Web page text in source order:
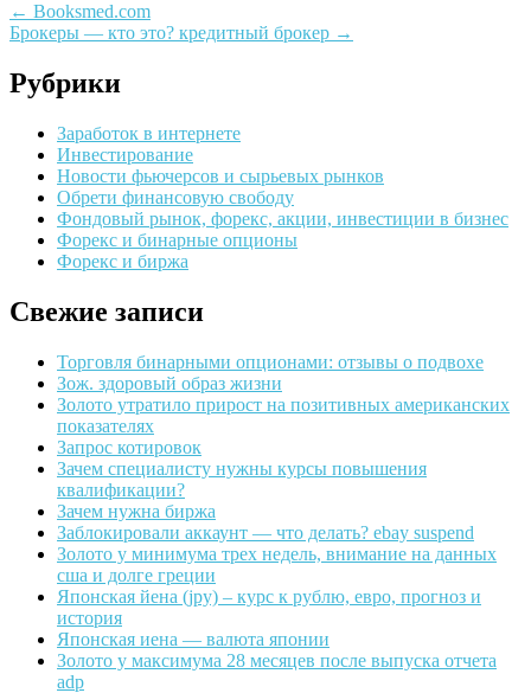
← Booksmed.com
Брокеры — кто это? кредитный брокер →
Рубрики
Заработок в интернете
Инвестирование
Новости фьючерсов и сырьевых рынков
Обрети финансовую свободу
Фондовый рынок, форекс, акции, инвестиции в бизнес
Форекс и бинарные опционы
Форекс и биржа
Свежие записи
Торговля бинарными опционами: отзывы о подвохе
Зож. здоровый образ жизни
Золото утратило прирост на позитивных американских
показателях
Запрос котировок
Зачем специалисту нужны курсы повышения
квалификации?
Зачем нужна биржа
Заблокировали аккаунт — что делать? ebay suspend
Золото у минимума трех недель, внимание на данных
сша и долге греции
Японская йена (jpy) – курс к рублю, евро, прогноз и
история
Японская иена — валюта японии
Золото у максимума 28 месяцев после выпуска отчета
adp